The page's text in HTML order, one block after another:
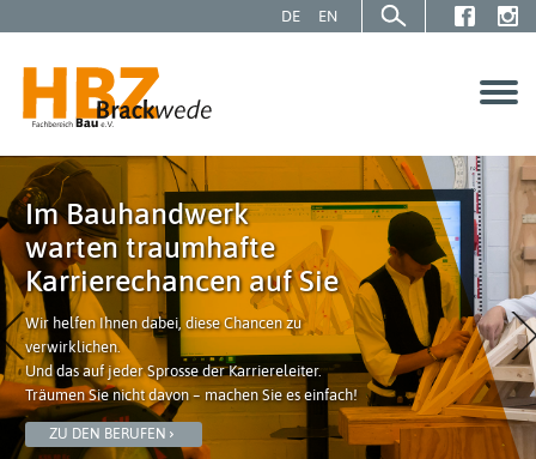
DE EN
Über uns
SCHÜLER | AZUBIS
GESELLEN | MEISTER
UNTERNEHMEN
Im Bauhandwerk
warten traumhafte
Karrierechancen auf Sie
Wir helfen Ihnen dabei, diese Chancen zu
verwirklichen.
Und das auf jeder Sprosse der Karriereleiter.
Träumen Sie nicht davon – machen Sie es einfach!
ZU DEN BERUFEN